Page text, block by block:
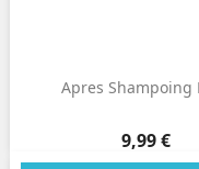
Apres Shampoing
Prix
9,99 €